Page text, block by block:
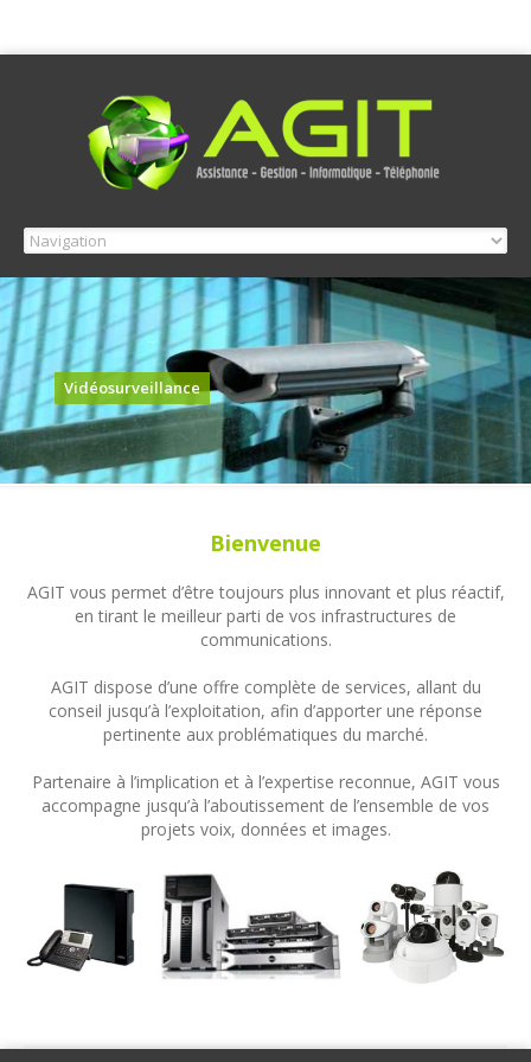
Vidéosurveillance
Bienvenue
AGIT vous permet d’être toujours plus innovant et plus réactif,
en tirant le meilleur parti de vos infrastructures de
communications.
AGIT dispose d’une offre complète de services, allant du
conseil jusqu’à l’exploitation, afin d’apporter une réponse
pertinente aux problématiques du marché.
Partenaire à l’implication et à l’expertise reconnue, AGIT vous
accompagne jusqu’à l’aboutissement de l’ensemble de vos
projets voix, données et images.